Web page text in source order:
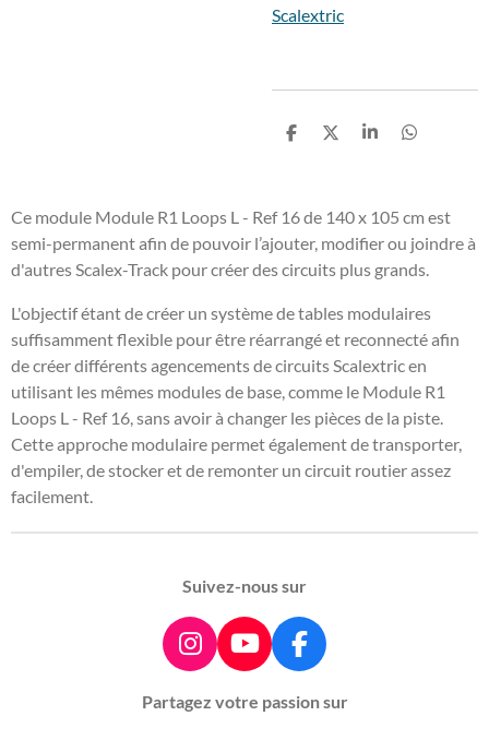
Scalextric
P
a
g
e
r
P
a
g
e
P
a
g
e
P
g
e
Ce module Module R1 Loops L - Ref 16 de 140 x 105 cm est
semi-permanent afin de pouvoir l’ajouter, modifier ou joindre à
d'autres Scalex-Track pour créer des circuits plus grands.
L'objectif étant de créer un système de tables modulaires
suffisamment flexible pour être réarrangé et reconnecté afin
de créer différents agencements de circuits Scalextric en
utilisant les mêmes modules de base, comme le Module R1
Loops L - Ref 16, sans avoir à changer les pièces de la piste.
Cette approche modulaire permet également de transporter,
d'empiler, de stocker et de remonter un circuit routier assez
facilement.
Suivez-nous sur
I
s
Y
u
F
c
Partagez votre passion sur